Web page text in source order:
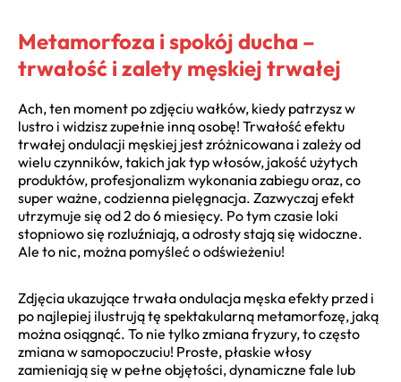
Metamorfoza i spokój ducha –
trwałość i zalety męskiej trwałej
Ach, ten moment po zdjęciu wałków, kiedy patrzysz w
lustro i widzisz zupełnie inną osobę! Trwałość efektu
trwałej ondulacji męskiej jest zróżnicowana i zależy od
wielu czynników, takich jak typ włosów, jakość użytych
produktów, profesjonalizm wykonania zabiegu oraz, co
super ważne, codzienna pielęgnacja. Zazwyczaj efekt
utrzymuje się od 2 do 6 miesięcy. Po tym czasie loki
stopniowo się rozluźniają, a odrosty stają się widoczne.
Ale to nic, można pomyśleć o odświeżeniu!
Zdjęcia ukazujące trwała ondulacja męska efekty przed i
po najlepiej ilustrują tę spektakularną metamorfozę, jaką
można osiągnąć. To nie tylko zmiana fryzury, to często
zmiana w samopoczuciu! Proste, płaskie włosy
zamieniają się w pełne objętości, dynamiczne fale lub